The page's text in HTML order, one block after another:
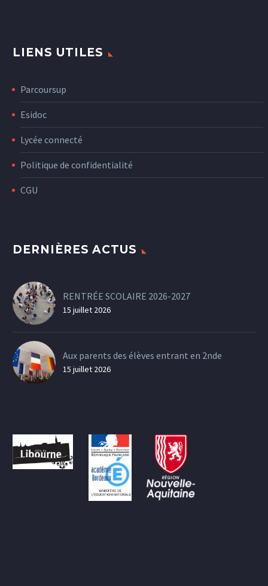
LIENS UTILES
Parcoursup
Esidoc
Lycée connecté
Politique de confidentialité
CGU
DERNIÈRES ACTUS
RENTRÉE SCOLAIRE 2026-2027
15 juillet 2026
Aux parents des élèves entrant en 2nde
15 juillet 2026